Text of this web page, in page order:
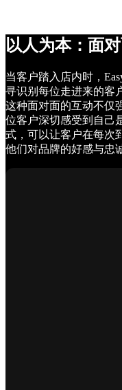
以人为本：面
当客户踏入店内时，
寻识别每位走进来的客
这种面对面的互动不仅
位客户深切感受到自己
式，可以让客户在每次
他们对品牌的好感与忠